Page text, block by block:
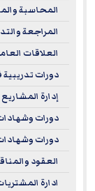
access to
that
growth,
with the
excellence.
may be
through
المحاسبة
المراجعة
العلاقات
دورات تدريبية
إدارة المشاريع
دورات
دورات
العقود
ادارة